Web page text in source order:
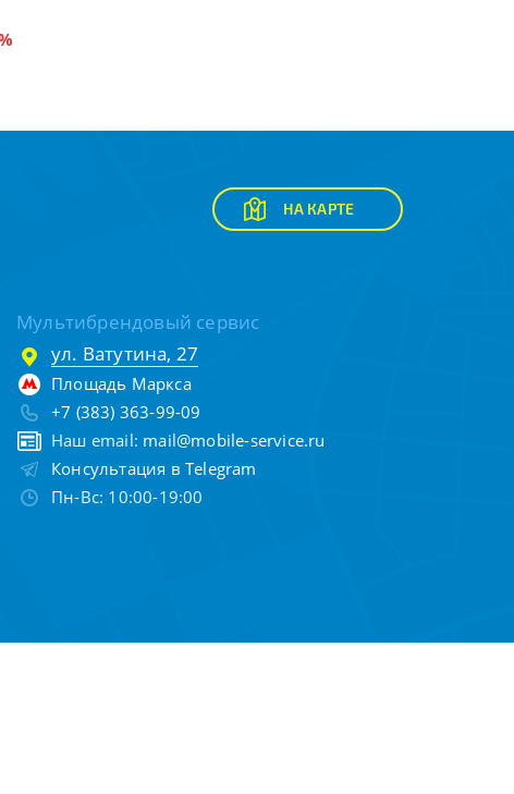
НА КАРТЕ
Мультибрендовый сервис
ул. Ватутина, 27
Площадь Маркса
+7 (383) 363-99-09
Наш email: mail@mobile-service.ru
Консультация в Telegram
Пн-Вс: 10:00-19:00